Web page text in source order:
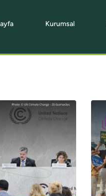
Kurumsal